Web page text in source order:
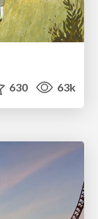
630 63k